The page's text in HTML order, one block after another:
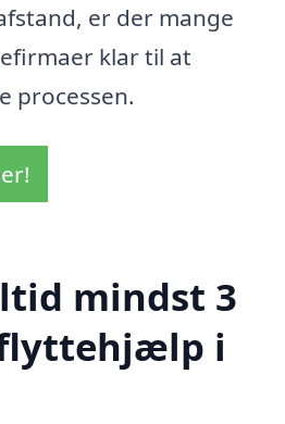
er der mange
klar til at
processen.
mindst 3
i